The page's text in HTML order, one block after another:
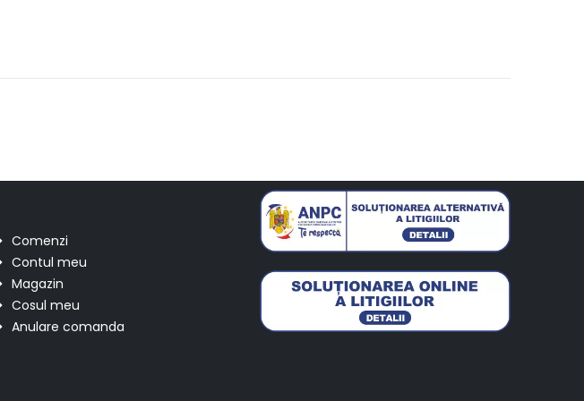
Comenzi
Contul meu
Magazin
Cosul meu
Anulare comanda